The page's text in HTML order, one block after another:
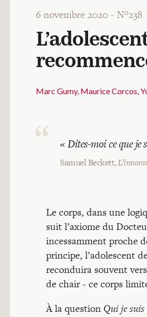
6 novembre 2020 - N°238
Marc Gumy Maurice Corcos
«Dites-moi ce que je
Samuel Beckett,
Le corps, dans une
suit l’axiome du
incessamment proche
principe, l’adolescent
reconduira souvent
de chair - ce corps
À la question Qui je suis